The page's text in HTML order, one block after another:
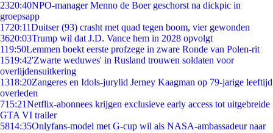
2320:40NPO-manager Menno de Boer geschorst na dickpic in
groepsapp
1720:11Duitser (93) crasht met quad tegen boom, vier gewonden
3620:03Trump wil dat J.D. Vance hem in 2028 opvolgt
119:50Lemmen boekt eerste profzege in zware Ronde van Polen-rit
1519:42'Zwarte weduwes' in Rusland trouwen soldaten voor
overlijdensuitkering
1318:20Zangeres en Idols-jurylid Jerney Kaagman op 79-jarige leeftijd
overleden
715:21Netflix-abonnees krijgen exclusieve early access tot uitgebreide
GTA VI trailer
5814:35Onlyfans-model met G-cup wil als NASA-ambassadeur naar